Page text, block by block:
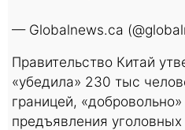
— Globalnews.ca
Правительство Китай
«убедила» 230 тыс
границей,
предъявления